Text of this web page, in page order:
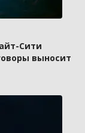
Сити
выносит